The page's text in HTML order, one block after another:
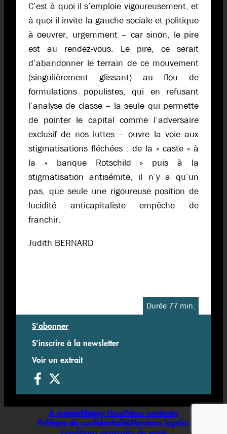
C’est à quoi il s’emploie vigoureusement, et
à quoi il invite la gauche sociale et politique
à oeuvrer, urgemment – car sinon, le pire
est au rendez-vous. Le pire, ce serait
d’abandonner le terrain de ce mouvement
(singulièrement glissant) au flou de
formulations populistes, qui en refusant
l’analyse de classe – la seule qui permette
de pointer le capital comme l’adversaire
exclusif de nos luttes – ouvre la voie aux
stigmatisations fléchées : de la « caste » à
la « banque Rotschild » puis à la
stigmatisation antisémite, il n’y a qu’un
pas, que seule une rigoureuse position de
lucidité anticapitaliste empêche de
franchir.
Judith BERNARD
Durée 77 min.
S’abonner
S’inscrire à la newsletter
Voir un extrait
A propos Happy HourNous contacter
Politique de confidentialitéMentions légales
Conditions générales de vente